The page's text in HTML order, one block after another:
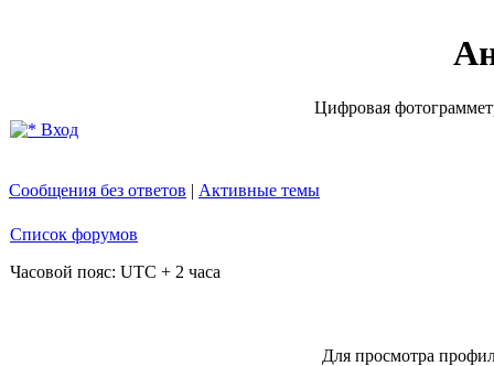
Цифровая
Вход
Сообщения без ответов | Активные темы
Список форумов
Часовой пояс: UTC + 2 часа
Для просмотра